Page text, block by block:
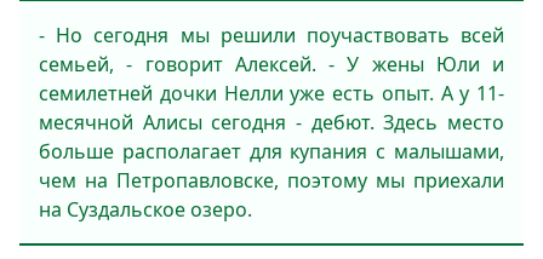
- Но сегодня мы решили поучаствовать всей
семьей, - говорит Алексей. - У жены Юли и
семилетней дочки Нелли уже есть опыт. А у 11-
месячной Алисы сегодня - дебют. Здесь место
больше располагает для купания с малышами,
чем на Петропавловске, поэтому мы приехали
на Суздальское озеро.